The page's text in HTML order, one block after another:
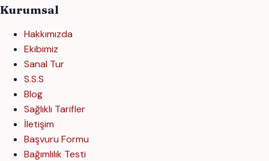
Kurumsal
Hakkımızda
Ekibimiz
Sanal Tur
S.S.S
Blog
Sağlıklı Tarifler
İletişim
Başvuru Formu
Bağımlılık Testi